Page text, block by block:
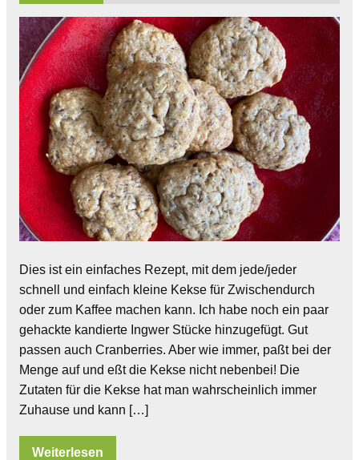
Dies ist ein einfaches Rezept, mit dem jede/jeder
schnell und einfach kleine Kekse für Zwischendurch
oder zum Kaffee machen kann. Ich habe noch ein paar
gehackte kandierte Ingwer Stücke hinzugefügt. Gut
passen auch Cranberries. Aber wie immer, paßt bei der
Menge auf und eßt die Kekse nicht nebenbei! Die
Zutaten für die Kekse hat man wahrscheinlich immer
Zuhause und kann […]
Weiterlesen